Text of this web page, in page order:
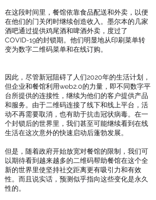
在这段时间里，餐馆依靠食品配送和外卖，以便
在他们的门关闭时继续创造收入。墨尔本的几家
酒吧通过提供鸡尾酒和啤酒外卖，度过了
COVID-19的封锁期。他们明显地从印刷菜单转
变为数字二维码菜单和在线订购。
因此，尽管新冠阻碍了人们2020年的生活计划，
但企业和餐馆利用web2.0的力量，即不同数字平
台所提供的连接性，继续为他们的客户提供产品
和服务。由于二维码连接了线下和线上平台，活
动不再需要取消，也有助于抗击冠状病毒。在一
个封锁后的世界里，我们甚至可能继续看到在线
生活在这次意外的快速启动后蓬勃发展。
但是，随着政府开始放宽对餐馆的限制，我们可
以期待看到越来越多的二维码帮助餐馆在这个全
新的世界里使坚持社交距离更有吸引力和有效
性。而且说实话，预测似乎指向这些变化是永久
性的。